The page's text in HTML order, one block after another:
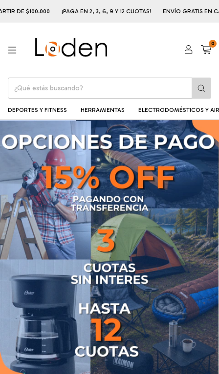
¡PAGA EN 2, 3, 6, 9 Y 12 CUOTAS! ENVÍO GRATIS EN CABA Y AMBA
0
DEPORTES Y FITNESS HERRAMIENTAS ELECTRODOMÉSTICOS Y